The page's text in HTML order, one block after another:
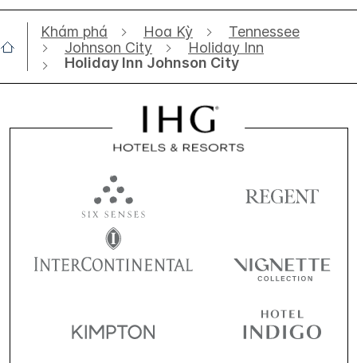
Khám phá Hoa Kỳ
Tennessee
Johnson City
Holiday Inn
Holiday Inn Johnson City